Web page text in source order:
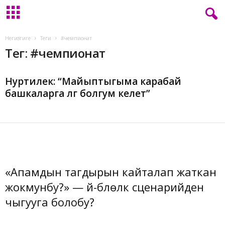
Негизгиге Теги #чемпионат
Тег: #чемпионат
Нуртилек: “Майыптыгыма карабай
башкаларга үлгү болгум келет”
«Апамдын тагдырын кайталап жаткан
жокмунбу?» — үй-бүлөлүк сценарийден
чыгууга болобу?